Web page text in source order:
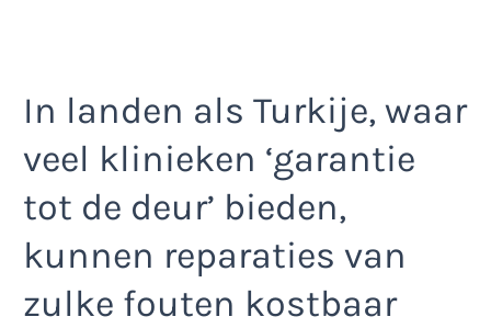
In landen als Turkije, waar
veel klinieken ‘garantie
tot de deur’ bieden,
kunnen reparaties van
zulke fouten kostbaar